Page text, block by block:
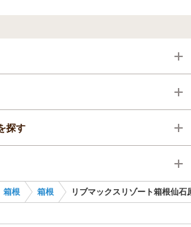
探す
ズ＆リゾーツ
箱根 箱根 リブマックスリゾート箱根仙石